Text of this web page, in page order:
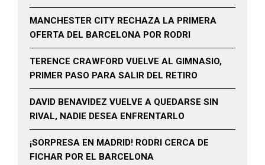
MANCHESTER CITY RECHAZA LA PRIMERA
OFERTA DEL BARCELONA POR RODRI
TERENCE CRAWFORD VUELVE AL GIMNASIO,
PRIMER PASO PARA SALIR DEL RETIRO
DAVID BENAVIDEZ VUELVE A QUEDARSE SIN
RIVAL, NADIE DESEA ENFRENTARLO
¡SORPRESA EN MADRID! RODRI CERCA DE
FICHAR POR EL BARCELONA